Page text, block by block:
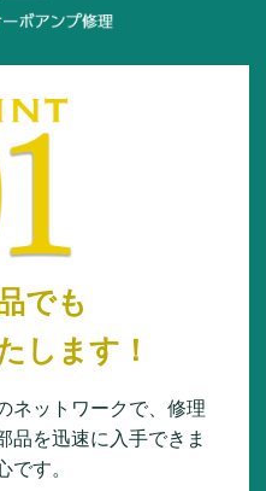
でも
します！
ネットワークで、修理
品を迅速に入手できま
です。